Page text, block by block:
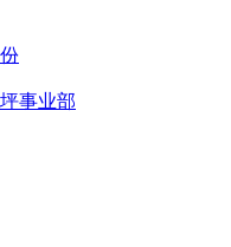
事业部